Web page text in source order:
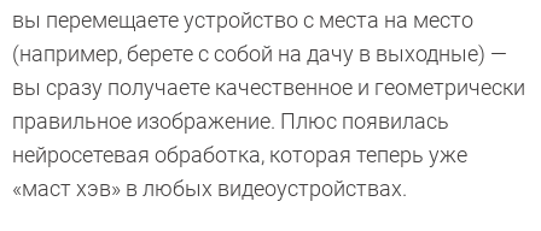
вы перемещаете устройство с места на место
(например, берете с собой на дачу в выходные) —
вы сразу получаете качественное и геометрически
правильное изображение. Плюс появилась
нейросетевая обработка, которая теперь уже
«маст хэв» в любых видеоустройствах.